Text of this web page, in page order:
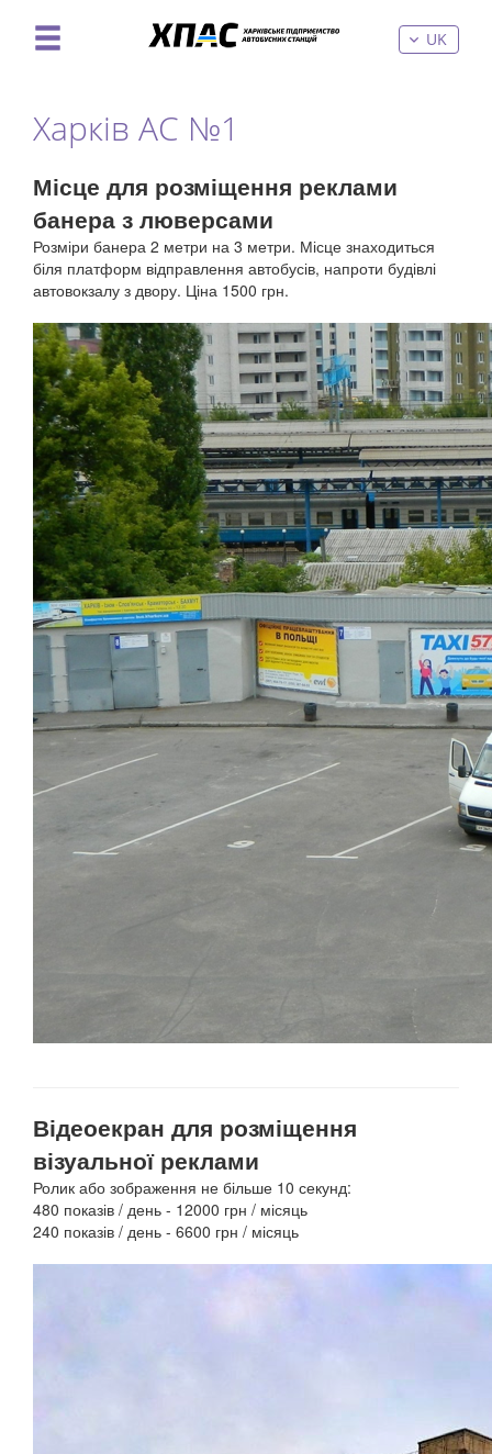
UK
Харків АС №1
Місце для розміщення реклами
банера з люверсами
Розміри банера 2 метри на 3 метри. Місце знаходиться
біля платформ відправлення автобусів, напроти будівлі
автовокзалу з двору. Ціна 1500 грн.
Відеоекран для розміщення
візуальної реклами
Ролик або зображення не більше 10 секунд:
480 показів / день - 12000 грн / місяць
240 показів / день - 6600 грн / місяць